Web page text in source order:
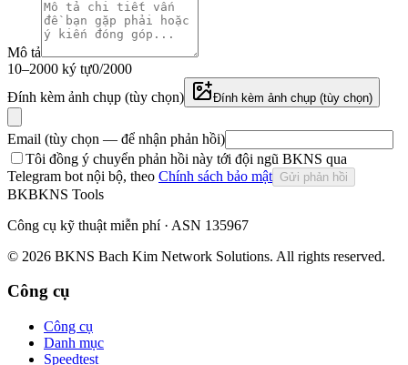
Mô tả
10–2000 ký tự0/2000
Đính kèm ảnh chụp (tùy chọn)
Đính kèm ảnh chụp (tùy chọn)
Email (tùy chọn — để nhận phản hồi)
Tôi đồng ý chuyển phản hồi này tới đội ngũ BKNS qua
Telegram bot nội bộ, theo Chính sách bảo mật Gửi phản hồi
BKBKNS Tools
Công cụ kỹ thuật miễn phí · ASN 135967
© 2026 BKNS Bach Kim Network Solutions. All rights reserved.
Công cụ
Công cụ
Danh mục
Speedtest